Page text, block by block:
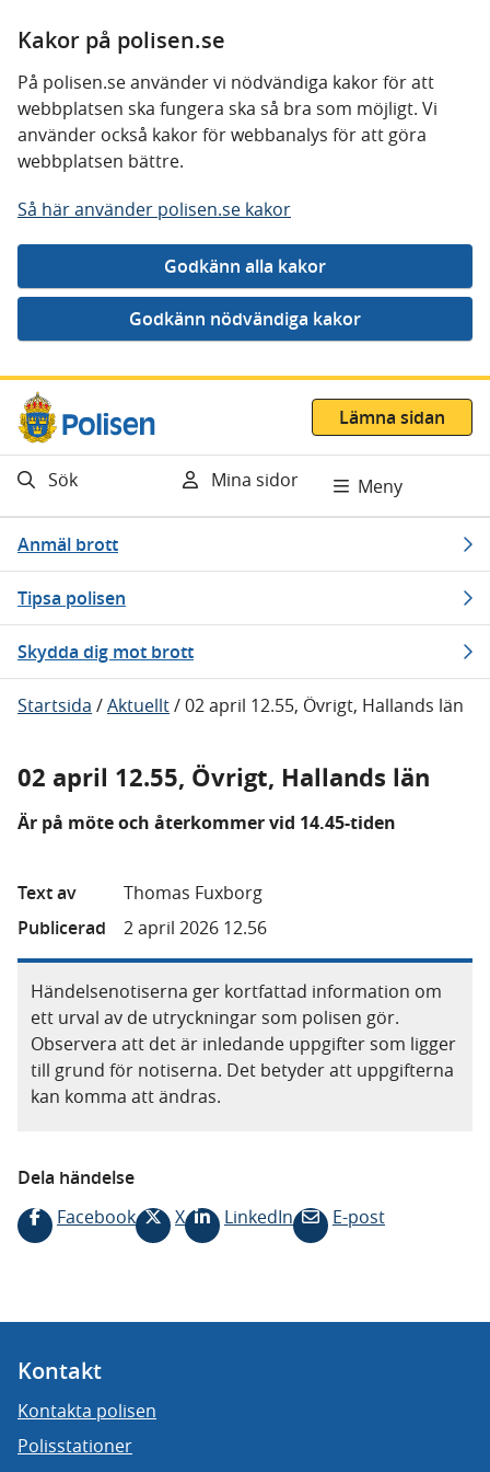
Kakor på polisen.se
På polisen.se använder vi nödvändiga kakor för att
webbplatsen ska fungera ska så bra som möjligt. Vi
använder också kakor för webbanalys för att göra
webbplatsen bättre.
Så här använder polisen.se kakor
Gå direkt till innehåll
Lämna sidan
Sök Mina sidor Meny
Anmäl brott
Tipsa polisen
Skydda dig mot brott
Startsida /Aktuellt/02 april 12.55, Övrigt, Hallands län
02 april 12.55, Övrigt, Hallands län
Är på möte och återkommer vid 14.45-tiden
Text av
Thomas Fuxborg
Publicerad
2 april 2026 12.56
Händelsenotiserna ger kortfattad information om
ett urval av de utryckningar som polisen gör.
Observera att det är inledande uppgifter som ligger
till grund för notiserna. Det betyder att uppgifterna
kan komma att ändras.
Dela händelse
Facebook
X LinkedIn E-post
Kontakt
Kontakta polisen
Polisstationer